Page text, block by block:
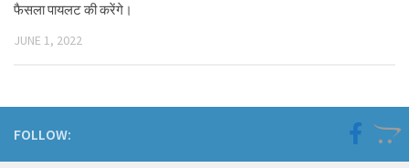
फैसला पायलट की करेंगे।
JUNE 1, 2022
FOLLOW: